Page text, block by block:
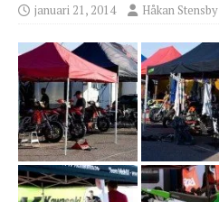
januari 21, 2014 Håkan Stensby